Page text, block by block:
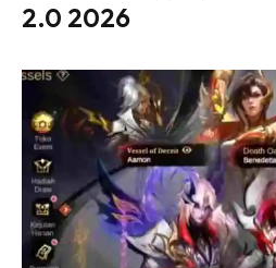
2.0 2026